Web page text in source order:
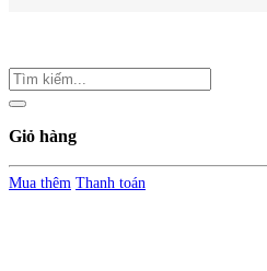
Giỏ hàng
Mua thêm Thanh toán